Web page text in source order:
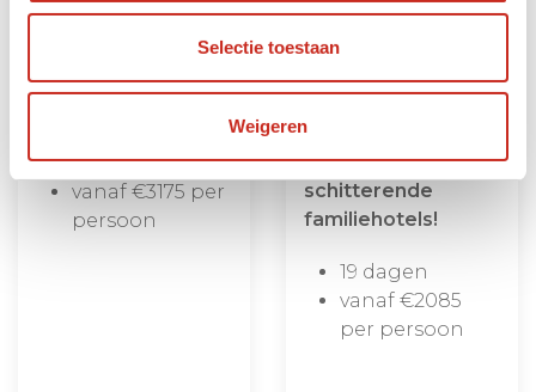
Selectie toestaan
Weigeren
Een prachtige
natuur en cultuur
reis door Vietnam
20 dagen
vanaf €3175 per
persoon
Zuid-Vietnam
Een comfortabele
familievakantie
Zuid-Vietnam met
overnachting in
schitterende
familiehotels!
19 dagen
vanaf €2085
per persoon